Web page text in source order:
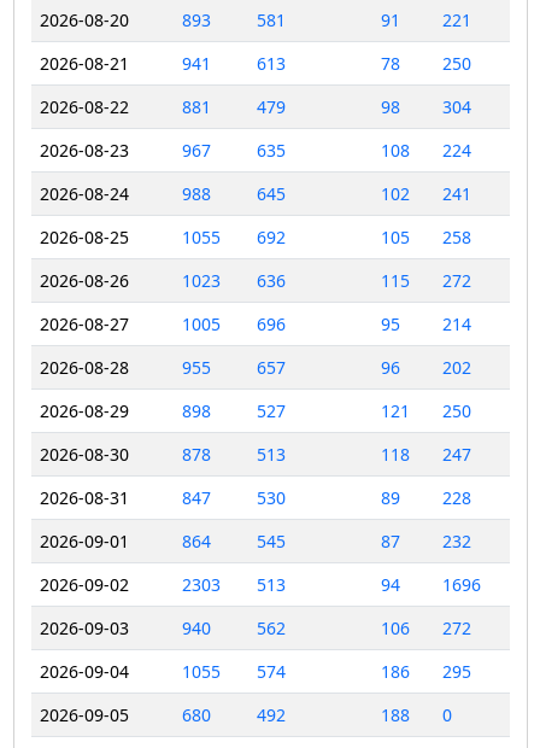
2026-08-20
893 581 91
221
2026-08-21
941 613 78
250
2026-08-22
881 479 98
304
2026-08-23
967 635 108
224
2026-08-24
988 645 102
241
2026-08-25
1055 692 105
258
2026-08-26
1023 636 115
272
2026-08-27
1005 696 95
214
2026-08-28
955 657 96
202
2026-08-29
898 527 121
250
2026-08-30
878 513 118
247
2026-08-31
847 530 89
228
2026-09-01
864 545 87
232
2026-09-02
2303 513 94
1696
2026-09-03
940 562 106
272
2026-09-04
1055 574 186
295
2026-09-05
680 492 188 0